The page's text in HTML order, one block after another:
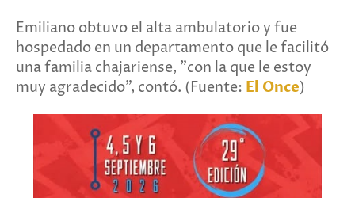
Emiliano obtuvo el alta ambulatorio y fue
hospedado en un departamento que le facilitó
una familia chajariense, "con la que le estoy
muy agradecido", contó. (Fuente: El Once)